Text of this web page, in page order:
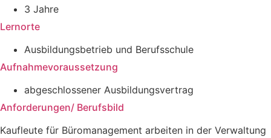
3 Jahre
Lernorte
Ausbildungsbetrieb und Berufsschule
Aufnahmevoraussetzung
abgeschlossener Ausbildungsvertrag
Anforderungen/ Berufsbild
Kaufleute für Büromanagement arbeiten in der Verwaltung